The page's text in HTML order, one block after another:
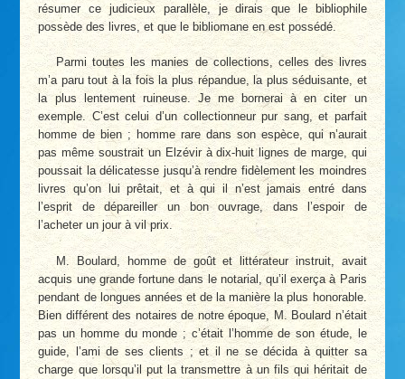
résumer ce judicieux parallèle, je dirais que le bibliophile
possède des livres, et que le bibliomane en est possédé.
Parmi toutes les manies de collections, celles des livres
m’a paru tout à la fois la plus répandue, la plus séduisante, et
la plus lentement ruineuse. Je me bornerai à en citer un
exemple. C’est celui d’un collectionneur pur sang, et parfait
homme de bien ; homme rare dans son espèce, qui n’aurait
pas même soustrait un Elzévir à dix-huit lignes de marge, qui
poussait la délicatesse jusqu’à rendre fidèlement les moindres
livres qu’on lui prêtait, et à qui il n’est jamais entré dans
l’esprit de dépareiller un bon ouvrage, dans l’espoir de
l’acheter un jour à vil prix.
M. Boulard, homme de goût et littérateur instruit, avait
acquis une grande fortune dans le notarial, qu’il exerça à Paris
pendant de longues années et de la manière la plus honorable.
Bien différent des notaires de notre époque, M. Boulard n’était
pas un homme du monde ; c’était l’homme de son étude, le
guide, l’ami de ses clients ; et il ne se décida à quitter sa
charge que lorsqu’il put la transmettre à un fils qui héritait de